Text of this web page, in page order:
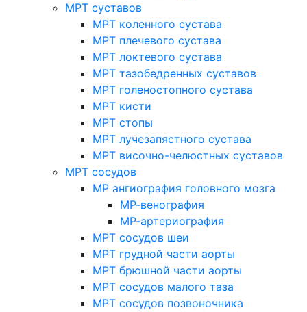
МРТ суставов
МРТ коленного сустава
МРТ плечевого сустава
МРТ локтевого сустава
МРТ тазобедренных суставов
МРТ голеностопного сустава
МРТ кисти
МРТ стопы
МРТ лучезапястного сустава
МРТ височно-челюстных суставов
МРТ сосудов
МР ангиография головного мозга
МР-венография
МР-артериография
МРТ сосудов шеи
МРТ грудной части аорты
МРТ брюшной части аорты
МРТ сосудов малого таза
МРТ сосудов позвоночника